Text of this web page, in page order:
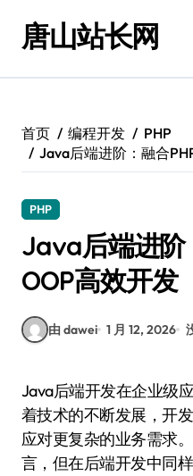
唐山站长网
首页 编程开发
PHP
Java后端进阶：融合
PHP
Java后端进阶
OOP高效开发
由 dawei 1 月 12, 2026
Java后端开发在企业级应用中占据重要地位，但随
着技术的不断发展，开
应对更复杂的业务需求
言，但在后端开发中同